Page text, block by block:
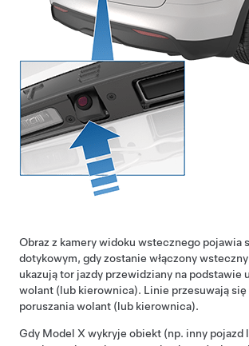
Obraz z kamery widoku wstecznego pojawia
dotykowym, gdy zostanie włączony
ukazują tor jazdy przewidziany na podstawie
wolant (lub kierownica). Linie przesuwają się
poruszaniawolant (lub kierownica).
Gdy Model X wykryje obiekt (np. inny pojazd